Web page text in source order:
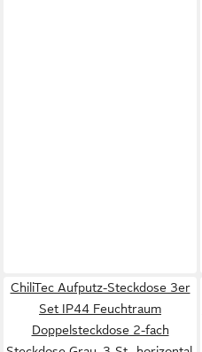
ChiliTec Aufputz-Steckdose 3er
Set IP44 Feuchtraum
Doppelsteckdose 2-fach